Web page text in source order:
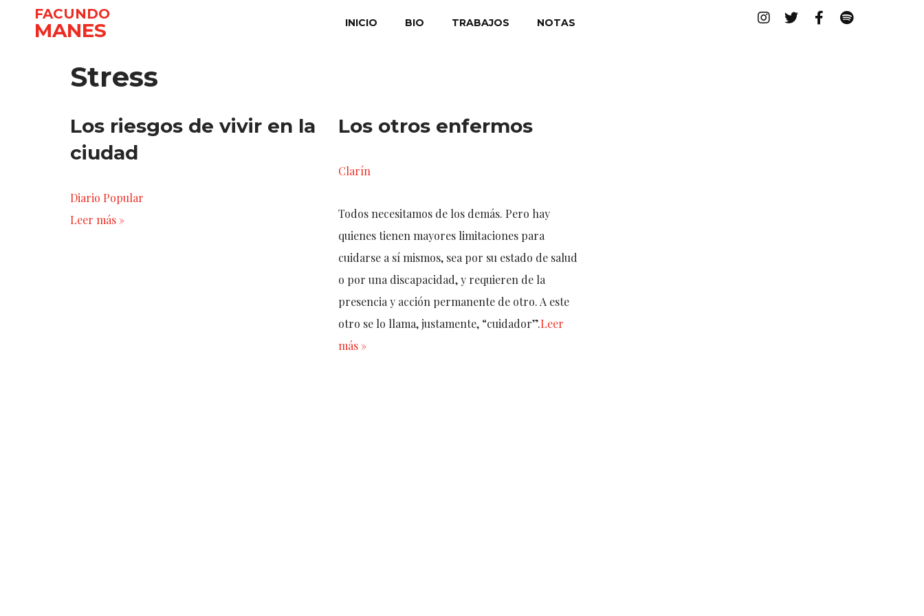
FACUNDO
MANES INICIO BIO TRABAJOS NOTAS
Stress
Los riesgos de vivir en la
ciudad
Diario Popular
Leer más »
Los otros enfermos
Clarín
Todos necesitamos de los demás. Pero hay
quienes tienen mayores limitaciones para
cuidarse a sí mismos, sea por su estado de salud
o por una discapacidad, y requieren de la
presencia y acción permanente de otro. A este
otro se lo llama, justamente, “cuidador”.Leer
más »